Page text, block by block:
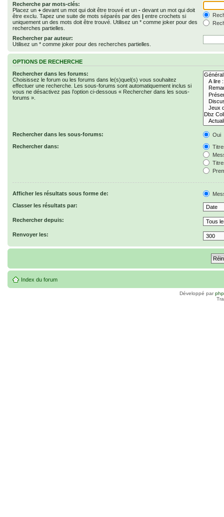
Recherche par mots-clés:
Placez un + devant un mot qui doit être trouvé et un - devant un mot qui doit
être exclu. Tapez une suite de mots séparés par des | entre crochets si
uniquement un des mots doit être trouvé. Utilisez un * comme joker pour des
recherches partielles.
Rechercher par auteur:
Utilisez un * comme joker pour des recherches partielles.
OPTIONS DE RECHERCHE
Rechercher dans les forums:
Choisissez le forum ou les forums dans le(s)quel(s) vous souhaitez
effectuer une recherche. Les sous-forums sont automatiquement inclus si
vous ne désactivez pas l’option ci-dessous « Rechercher dans les sous-
forums ».
Rechercher dans les sous-forums:
Oui
Rechercher dans:
Afficher les résultats sous forme de:
Classer les résultats par:
Rechercher depuis:
Renvoyer les:
Index du forum
Développé par